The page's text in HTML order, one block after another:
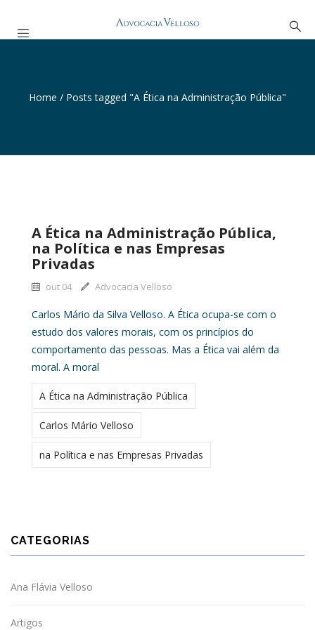
Home / Posts tagged "A Ética na Administração Pública"
A Ética na Administração Pública,
na Política e nas Empresas
Privadas
out 04 Advocacia Velloso
Carlos Mário da Silva Velloso. A Ética ocupa-se com o
estudo dos valores morais, com os princípios do
comportamento das pessoas. Mas a Ética vai além da
moral. A moral
A Ética na Administração Pública
Carlos Mário Velloso
na Política e nas Empresas Privadas
CATEGORIAS
Ana Flávia Velloso
Artigos